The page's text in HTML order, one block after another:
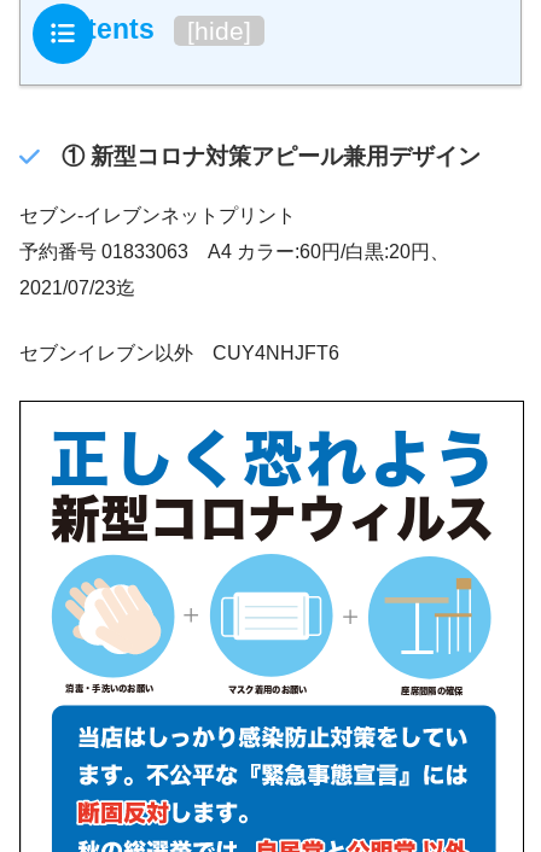
Contents [hide]
① 新型コロナ対策アピール兼用デザイン
セブン‐イレブンネットプリント
予約番号 01833063 A4 カラー:60円/白黒:20円、
2021/07/23迄
セブンイレブン以外 CUY4NHJFT6